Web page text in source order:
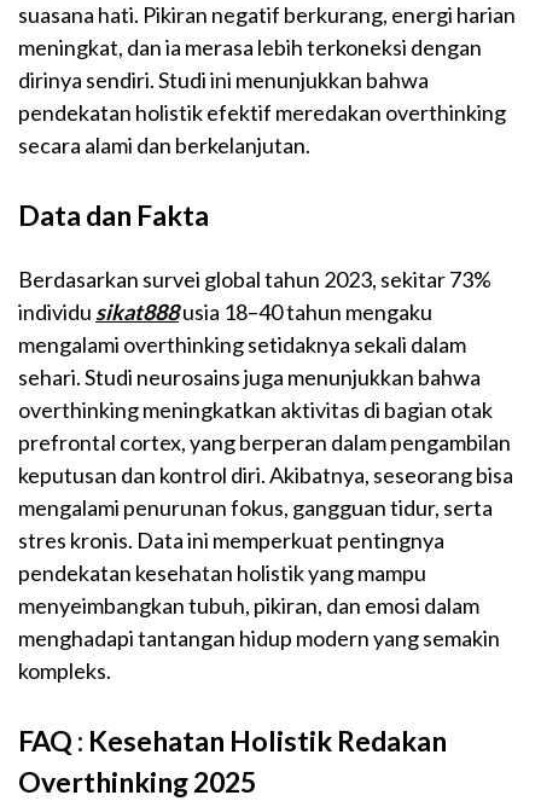
suasana hati. Pikiran negatif berkurang, energi harian
meningkat, dan ia merasa lebih terkoneksi dengan
dirinya sendiri. Studi ini menunjukkan bahwa
pendekatan holistik efektif meredakan overthinking
secara alami dan berkelanjutan.
Data dan Fakta
Berdasarkan survei global tahun 2023, sekitar 73%
individu sikat888usia 18–40 tahun mengaku
mengalami overthinking setidaknya sekali dalam
sehari. Studi neurosains juga menunjukkan bahwa
overthinking meningkatkan aktivitas di bagian otak
prefrontal cortex, yang berperan dalam pengambilan
keputusan dan kontrol diri. Akibatnya, seseorang bisa
mengalami penurunan fokus, gangguan tidur, serta
stres kronis. Data ini memperkuat pentingnya
pendekatan kesehatan holistik yang mampu
menyeimbangkan tubuh, pikiran, dan emosi dalam
menghadapi tantangan hidup modern yang semakin
kompleks.
FAQ : Kesehatan Holistik Redakan
Overthinking 2025